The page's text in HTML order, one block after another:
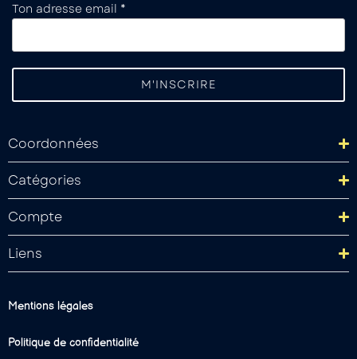
Ton adresse email *
Coordonnées
Catégories
Compte
Liens
Mentions légales
Politique de confidentialité